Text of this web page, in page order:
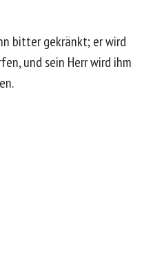
bitter gekränkt; er wird
und sein Herr wird ihm